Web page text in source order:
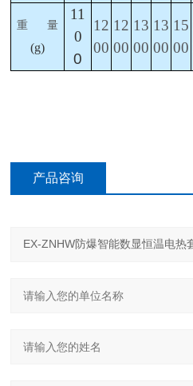
重 量
(g)
11
0
0
12
00
12
00
13
00
13
00
15
00
产品咨询